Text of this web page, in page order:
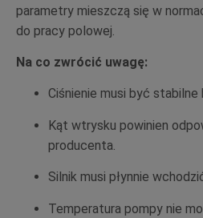
parametry mieszczą się w
do pracy polowej.
Na co zwrócić uwagę:
Ciśnienie musi być stabilne
Kąt wtrysku powinien
producenta.
Silnik musi płynnie
Temperatura pompy nie